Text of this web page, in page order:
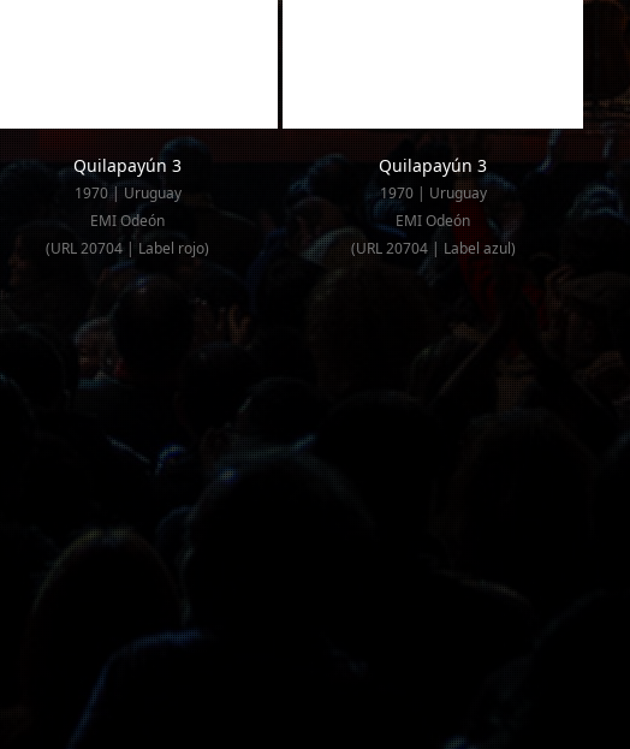
Quilapayún 3
1970 | Uruguay
EMI Odeón
(URL 20704 | Label rojo)
Quilapayún 3
1970 | Uruguay
EMI Odeón
(URL 20704 | Label azul)